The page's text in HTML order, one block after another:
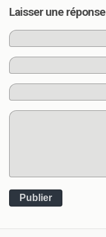
Laisser une réponse
Publier